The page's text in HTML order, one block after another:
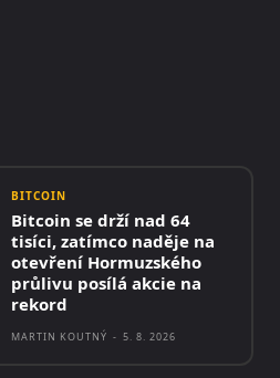
BITCOIN
Bitcoin se drží nad 64
tisíci, zatímco naděje na
otevření Hormuzského
průlivu posílá akcie na
rekord
MARTIN KOUTNÝ - 5. 8. 2026